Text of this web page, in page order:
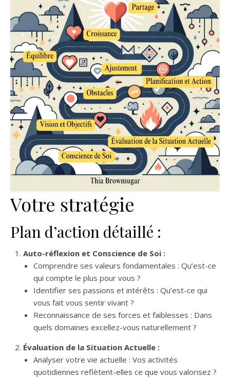
Votre stratégie
Plan d’action détaillé :
Auto-réflexion et Conscience de Soi :
Comprendre ses valeurs fondamentales : Qu’est-ce
qui compte le plus pour vous ?
Identifier ses passions et intérêts : Qu’est-ce qui
vous fait vous sentir vivant ?
Reconnaissance de ses forces et faiblesses : Dans
quels domaines excellez-vous naturellement ?
Évaluation de la Situation Actuelle :
Analyser votre vie actuelle : Vos activités
quotidiennes reflètent-elles ce que vous valorisez ?